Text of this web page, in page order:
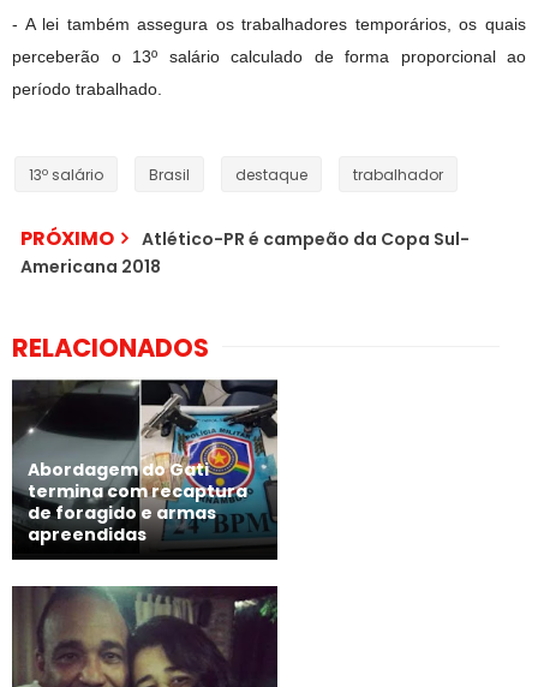
- A lei também assegura os trabalhadores temporários, os quais
perceberão o 13º salário calculado de forma proporcional ao
período trabalhado.
13º salário Brasil destaque trabalhador
PRÓXIMO
Atlético-PR é campeão da Copa Sul-
Americana 2018
RELACIONADOS
Abordagem do Gati
termina com recaptura
de foragido e armas
apreendidas